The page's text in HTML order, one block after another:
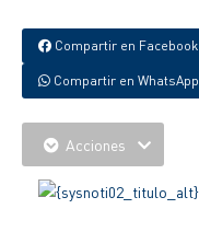
Compartir en Facebook
Compartir en WhatsApp
Acciones